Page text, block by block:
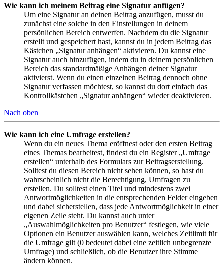
Wie kann ich meinem Beitrag eine Signatur anfügen?
Um eine Signatur an deinen Beitrag anzufügen, musst du
zunächst eine solche in den Einstellungen in deinem
persönlichen Bereich entwerfen. Nachdem du die Signatur
erstellt und gespeichert hast, kannst du in jedem Beitrag das
Kästchen „Signatur anhängen“ aktivieren. Du kannst eine
Signatur auch hinzufügen, indem du in deinem persönlichen
Bereich das standardmäßige Anhängen deiner Signatur
aktivierst. Wenn du einen einzelnen Beitrag dennoch ohne
Signatur verfassen möchtest, so kannst du dort einfach das
Kontrollkästchen „Signatur anhängen“ wieder deaktivieren.
Nach oben
Wie kann ich eine Umfrage erstellen?
Wenn du ein neues Thema eröffnest oder den ersten Beitrag
eines Themas bearbeitest, findest du ein Register „Umfrage
erstellen“ unterhalb des Formulars zur Beitragserstellung.
Solltest du diesen Bereich nicht sehen können, so hast du
wahrscheinlich nicht die Berechtigung, Umfragen zu
erstellen. Du solltest einen Titel und mindestens zwei
Antwortmöglichkeiten in die entsprechenden Felder eingeben
und dabei sicherstellen, dass jede Antwortmöglichkeit in einer
eigenen Zeile steht. Du kannst auch unter
„Auswahlmöglichkeiten pro Benutzer“ festlegen, wie viele
Optionen ein Benutzer auswählen kann, welches Zeitlimit für
die Umfrage gilt (0 bedeutet dabei eine zeitlich unbegrenzte
Umfrage) und schließlich, ob die Benutzer ihre Stimme
ändern können.